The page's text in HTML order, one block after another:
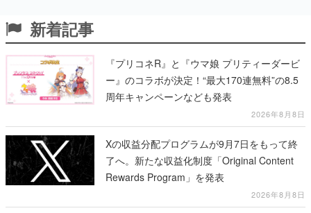
新着記事
『プリコネR』と『ウマ娘 プリティーダービ
ー』のコラボが決定！“最大170連無料”の8.5
周年キャンペーンなども発表
2026年8月8日
Xの収益分配プログラムが9月7日をもって終
了へ。新たな収益化制度「Original Content
Rewards Program」を発表
2026年8月8日